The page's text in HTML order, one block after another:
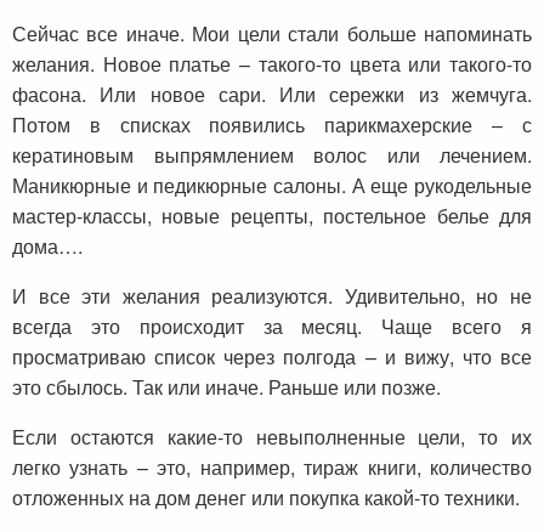
Сейчас все иначе. Мои цели стали больше напоминать
желания. Новое платье – такого-то цвета или такого-то
фасона. Или новое сари. Или сережки из жемчуга.
Потом в списках появились парикмахерские – с
кератиновым выпрямлением волос или лечением.
Маникюрные и педикюрные салоны. А еще рукодельные
мастер-классы, новые рецепты, постельное белье для
дома….
И все эти желания реализуются. Удивительно, но не
всегда это происходит за месяц. Чаще всего я
просматриваю список через полгода – и вижу, что все
это сбылось. Так или иначе. Раньше или позже.
Если остаются какие-то невыполненные цели, то их
легко узнать – это, например, тираж книги, количество
отложенных на дом денег или покупка какой-то техники.